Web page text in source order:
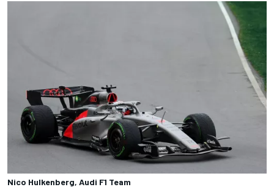
Nico Hulkenberg, Audi F1 Team